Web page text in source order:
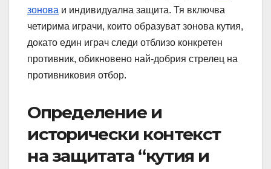
зонова и индивидуална защита. Тя включва
четирима играчи, които образуват зонова кутия,
докато един играч следи отблизо конкретен
противник, обикновено най-добрия стрелец на
противниковия отбор.
Определение и
исторически контекст
на защитата “кутия и